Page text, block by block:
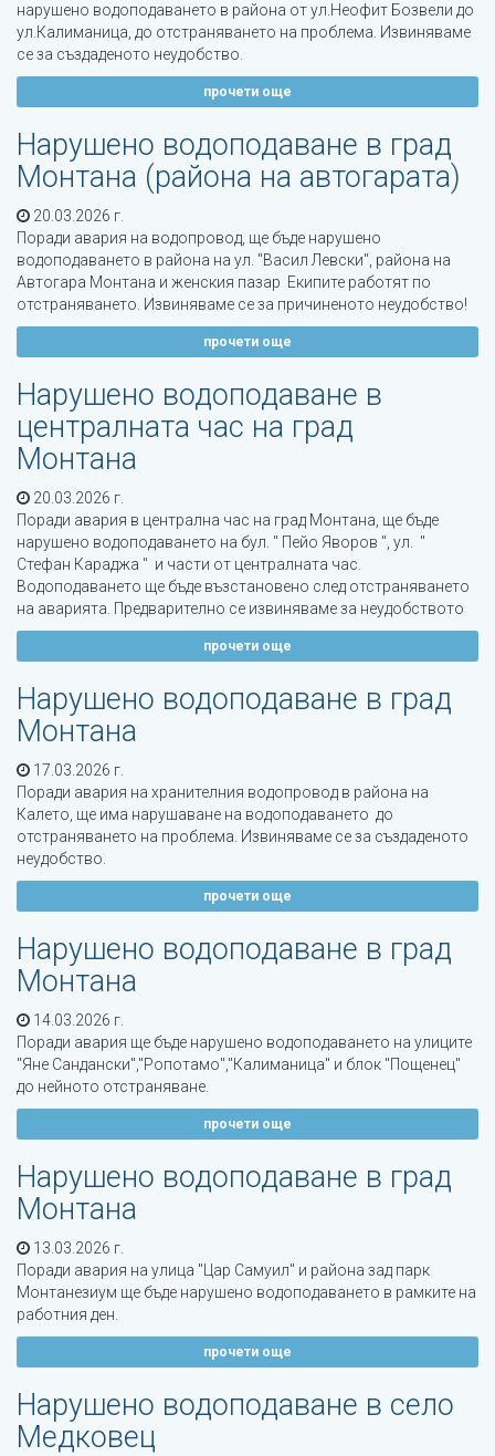
нарушено водоподаването в района от ул.Неофит Бозвели до
ул.Калиманица, до отстраняването на проблема. Извиняваме
се за създаденото неудобство.
прочети още
Нарушено водоподаване в град
Монтана (района на автогарата)
20.03.2026 г.
Поради авария на водопровод, ще бъде нарушено
водоподаването в района на ул. "Васил Левски", района на
Автогара Монтана и женския пазар Екипите работят по
отстраняването. Извиняваме се за причиненото неудобство!
прочети още
Нарушено водоподаване в
централната час на град
Монтана
20.03.2026 г.
Поради авария в централна час на град Монтана, ще бъде
нарушено водоподаването на бул. " Пейо Яворов ", ул. "
Стефан Караджа " и части от централната час.
Водоподаването ще бъде възстановено след отстраняването
на аварията. Предварително се извиняваме за неудобството
прочети още
Нарушено водоподаване в град
Монтана
17.03.2026 г.
Поради авария на хранителния водопровод в района на
Калето, ще има нарушаване на водоподаването до
отстраняването на проблема. Извиняваме се за създаденото
неудобство.
прочети още
Нарушено водоподаване в град
Монтана
14.03.2026 г.
Поради авария ще бъде нарушено водоподаването на улиците
"Яне Сандански","Ропотамо","Калиманица" и блок "Пощенец"
до нейното отстраняване.
прочети още
Нарушено водоподаване в град
Монтана
13.03.2026 г.
Поради авария на улица "Цар Самуил" и района зад парк
Монтанезиум ще бъде нарушено водоподаването в рамките на
работния ден.
прочети още
Нарушено водоподаване в село
Медковец